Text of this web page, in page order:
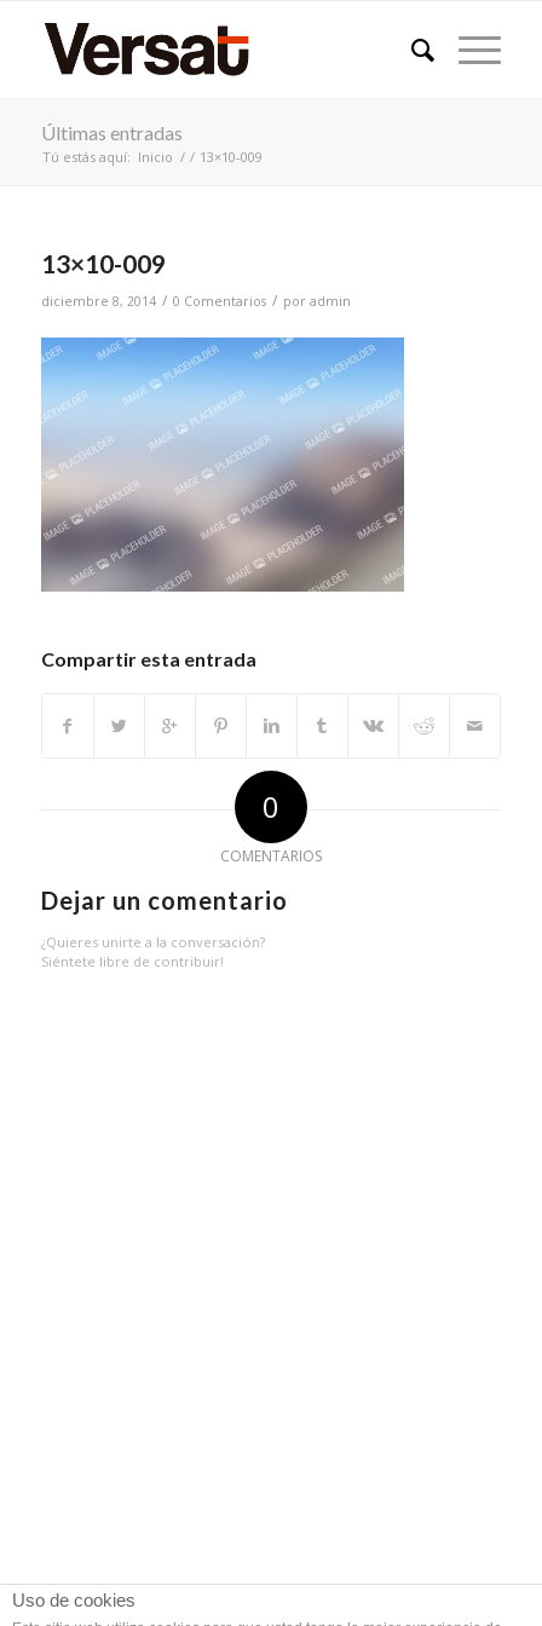
Últimas entradas
Tú estás aquí: Inicio / / 13×10-009
13×10-009
diciembre 8, 2014 / 0 Comentarios / por admin
Compartir esta entrada
0
COMENTARIOS
Dejar un comentario
¿Quieres unirte a la conversación?
Siéntete libre de contribuir!
Uso de cookies